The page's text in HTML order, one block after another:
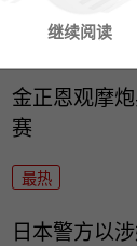
继续阅读
最热
金正恩观摩
赛
最热
日本警方以